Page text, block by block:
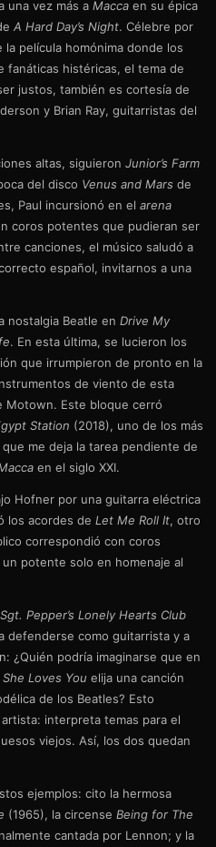
una vez más a Macca en su épica
A Hard Day’s Night. Célebre por
película homónima donde los
fanáticas histéricas, el tema de
justos, también es cortesía de
y Brian Ray, guitarristas del
altas, siguieron Junior’s Farm
del disco Venus and Mars de
Paul incursionó en el arena
coros potentes que pudieran ser
canciones, el músico saludó a
español, invitarnos a una
nostalgia Beatle en Drive My
. En esta última, se lucieron los
que irrumpieron de pronto en la
de viento de esta
Motown. Este bloque cerró
Station (2018), uno de los más
me deja la tarea pendiente de
en el siglo XXI.
Hofner por una guitarra eléctrica
los acordes de Let Me Roll It, otro
correspondió con coros
potente solo en homenaje al
Sgt. Pepper’s Lonely Hearts Club
defenderse como guitarrista y a
¿Quién podría imaginarse que en
She Loves You elija una canción
de los Beatles? Esto
interpreta temas para el
viejos. Así, los dos quedan
ejemplos: cito la hermosa
(1965), la circense Being for The
cantada por Lennon; y la